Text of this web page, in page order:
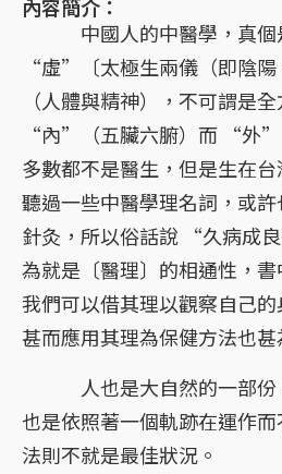
內容簡介：
中國人的中醫學，真個
“虛”〔太極生兩儀（即陰
（人體與精神），不可謂是
“內”（五臟六腑）而 “外”
多數都不是醫生，但是生在
聽過一些中醫學理名詞，或許
針灸，所以俗話說 “久病成
為就是〔醫理〕的相通性，書
我們可以借其理以觀察自己的
甚而應用其理為保健方法也甚
人也是大自然的一部份
也是依照著一個軌跡在運作
法則不就是最佳狀況。